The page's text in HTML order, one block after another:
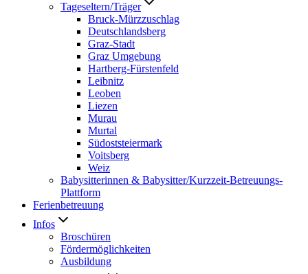
Tageseltern/Träger
Bruck-Mürzzuschlag
Deutschlandsberg
Graz-Stadt
Graz Umgebung
Hartberg-Fürstenfeld
Leibnitz
Leoben
Liezen
Murau
Murtal
Südoststeiermark
Voitsberg
Weiz
Babysitterinnen & Babysitter/Kurzzeit-Betreuungs-
Plattform
Ferienbetreuung
Infos
Broschüren
Fördermöglichkeiten
Ausbildung